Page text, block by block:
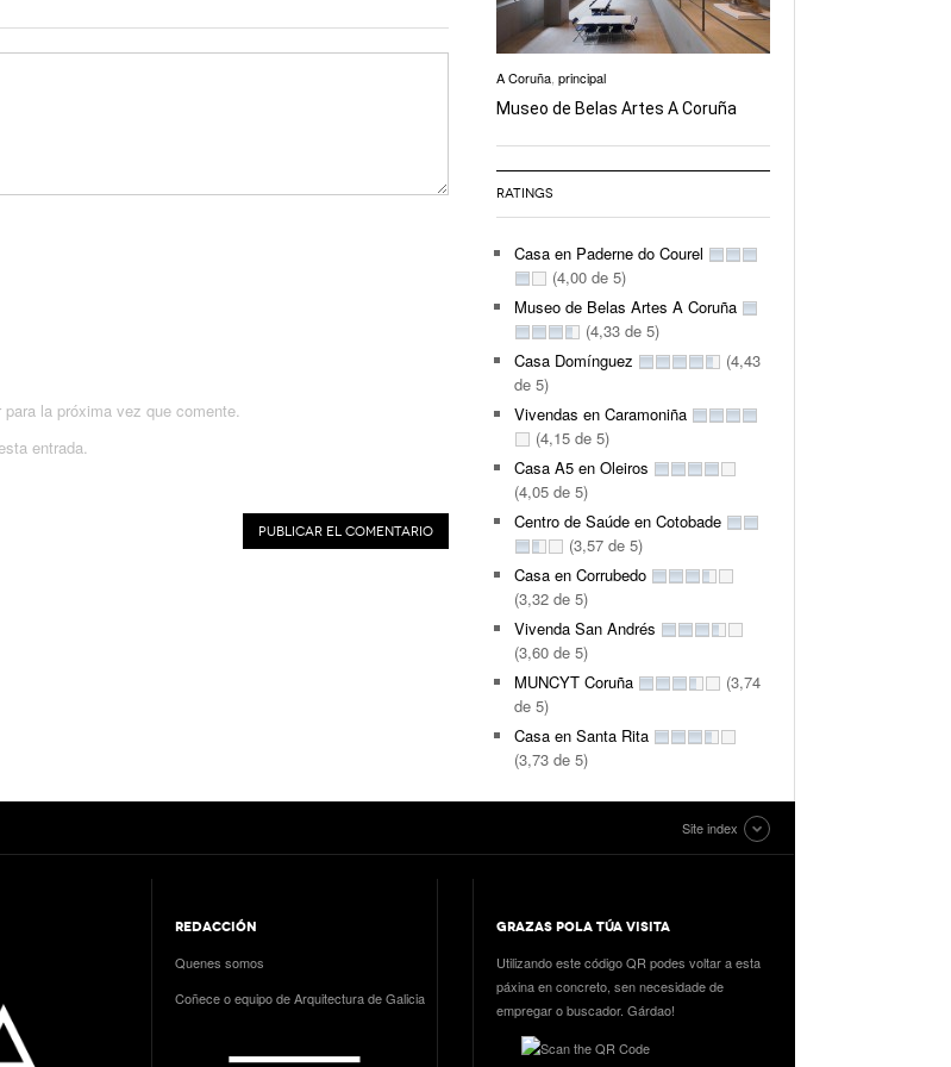
la próxima vez que comente.
entrada.
A Coruña principal
Museo de Belas Artes A Coruña
RATINGS
Casa en Paderne do Courel
(4,00 de 5)
Museo de Belas Artes A Coruña
(4,33 de 5)
Casa Domínguez
(4,43
de 5)
Vivendas en Caramoniña
(4,15 de 5)
Casa A5 en Oleiros
(4,05 de 5)
Centro de Saúde en Cotobade
(3,57 de 5)
Casa en Corrubedo
(3,32 de 5)
Vivenda San Andrés
(3,60 de 5)
MUNCYT Coruña
(3,74
de 5)
Casa en Santa Rita
(3,73 de 5)
Site index
REDACCIÓN
Quenes somos
Coñece o equipo de Arquitectura de Galicia
GRAZAS POLA TÚA VISITA
Utilizando este código QR podes voltar a esta
páxina en concreto, sen necesidade de
empregar o buscador. Gárdao!